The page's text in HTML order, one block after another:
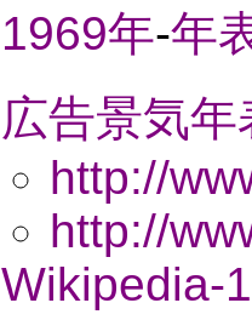
1969年-年
広告景気年
http://
http://
Wikipedia-